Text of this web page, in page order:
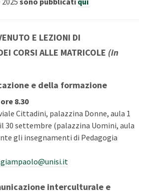
E LEZIONI DI
CORSI ALLE MATRICOLE (in
e della formazione
8.30
Cittadini, palazzina Donne, aula 1
30 settembre (palazzina Uomini, aula
gli insegnamenti di Pedagogia
interculturale e